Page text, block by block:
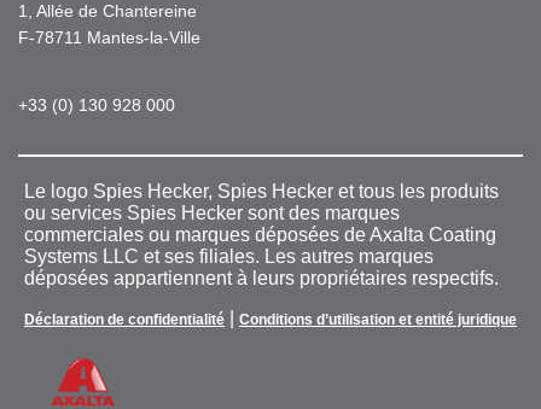
1, Allée de Chantereine
F-78711 Mantes-la-Ville
+33 (0) 130 928 000
Le logo Spies Hecker, Spies Hecker et tous les produits
ou services Spies Hecker sont des marques
commerciales ou marques déposées de Axalta Coating
Systems LLC et ses filiales. Les autres marques
déposées appartiennent à leurs propriétaires respectifs.
Déclaration de confidentialité Conditions d’utilisation et entité juridique